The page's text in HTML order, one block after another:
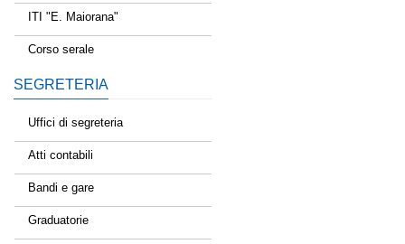
ITI "E. Maiorana"
Corso serale
SEGRETERIA
Uffici di segreteria
Atti contabili
Bandi e gare
Graduatorie